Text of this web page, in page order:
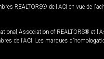
REALTORS® de l'ACI en vue de
Association of REALTORS® et
de l'ACI. Les marques